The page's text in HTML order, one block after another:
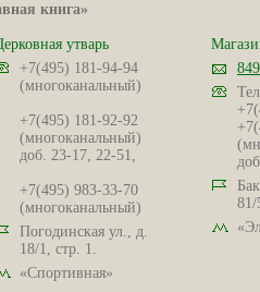
книга»
утварь
+7(495) 181-94-94
(многоканальный)
+7(495) 181-92-92
(многоканальный)
доб. 23-17, 22-51,
+7(495) 983-33-70
(многоканальный)
Погодинская ул., д.
18/1, стр. 1.
«Спортивная»
81/